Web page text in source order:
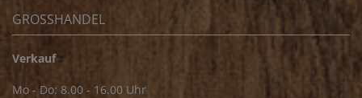
GROSSHANDEL
Verkauf
Mo - Do: 8.00 - 16.00 Uhr